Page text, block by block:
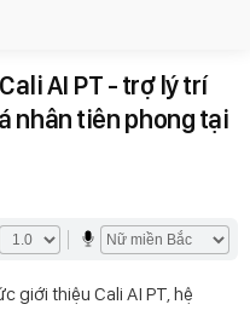
AI PT - trợ lý trí
nhân tiên phong tại
giới thiệu Cali AI PT, hệ